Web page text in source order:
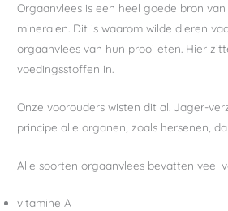
Orgaanvlees is een heel goede bron
mineralen. Dit is waarom wilde dieren
orgaanvlees van hun prooi eten. Hier
voedingsstoffen in.
Onze voorouders wisten dit al. Jager-
principe alle organen, zoals hersenen,
Alle soorten orgaanvlees bevatten veel
vitamine A